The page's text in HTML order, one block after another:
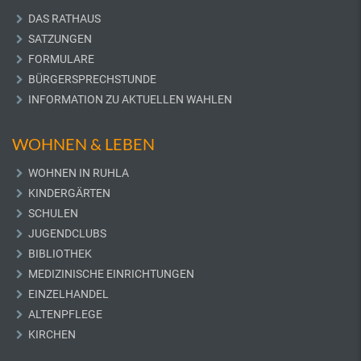
DAS RATHAUS
SATZUNGEN
FORMULARE
BÜRGERSPRECHSTUNDE
INFORMATION ZU AKTUELLEN WAHLEN
WOHNEN & LEBEN
WOHNEN IN RUHLA
KINDERGÄRTEN
SCHULEN
JUGENDCLUBS
BIBLIOTHEK
MEDIZINISCHE EINRICHTUNGEN
EINZELHANDEL
ALTENPFLEGE
KIRCHEN